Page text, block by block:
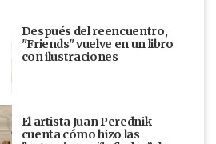
Después del reencuentro,
"Friends" vuelve en un libro
con ilustraciones
El artista Juan Perednik
cuenta cómo hizo las